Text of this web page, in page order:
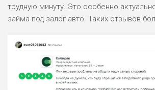
трудную минуту. Это особенно
займа под залог авто. Таких отзывов